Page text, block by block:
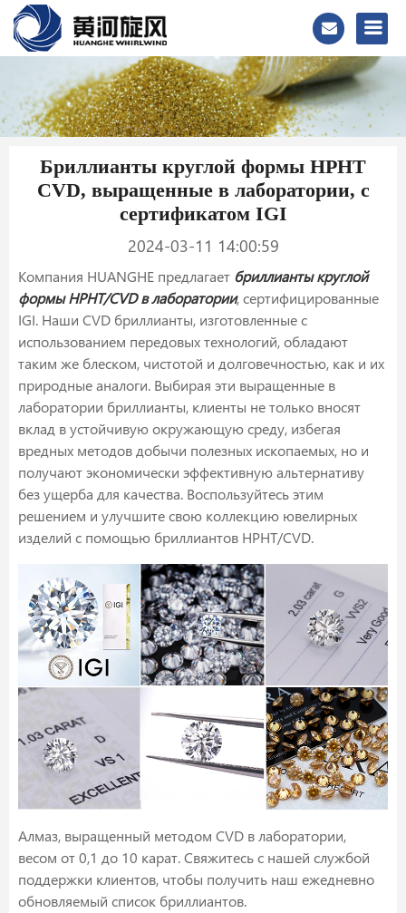
Бриллианты круглой формы HPHT
CVD, выращенные в лаборатории, с
сертификатом IGI
2024-03-11 14:00:59
Компания HUANGHE предлагает бриллианты круглой
формы HPHT/CVD в лаборатории, сертифицированные
IGI. Наши CVD бриллианты, изготовленные с
использованием передовых технологий, обладают
таким же блеском, чистотой и долговечностью, как и их
природные аналоги. Выбирая эти выращенные в
лаборатории бриллианты, клиенты не только вносят
вклад в устойчивую окружающую среду, избегая
вредных методов добычи полезных ископаемых, но и
получают экономически эффективную альтернативу
без ущерба для качества. Воспользуйтесь этим
решением и улучшите свою коллекцию ювелирных
изделий с помощью бриллиантов HPHT/CVD.
Алмаз, выращенный методом CVD в лаборатории,
весом от 0,1 до 10 карат. Свяжитесь с нашей службой
поддержки клиентов, чтобы получить наш ежедневно
обновляемый список бриллиантов.